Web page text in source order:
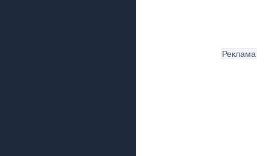
Реклама